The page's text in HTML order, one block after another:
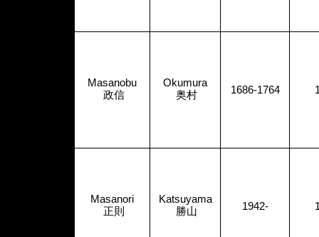
Masanobu
政信
Okumura
奥村
1686-1764
Masanori
正則
Katsuyama
勝山
1942-